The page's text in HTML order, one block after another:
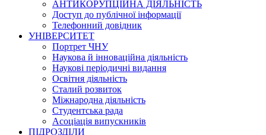
АНТИКОРУПЦІЙНА ДІЯЛЬНІСТЬ
Доступ до публічної інформації
Телефонний довідник
УНІВЕРСИТЕТ
Портрет ЧНУ
Наукова й інноваційна діяльність
Наукові періодичні видання
Освітня діяльність
Сталий розвиток
Міжнародна діяльність
Студентська рада
Асоціація випускників
ПІДРОЗДІЛИ